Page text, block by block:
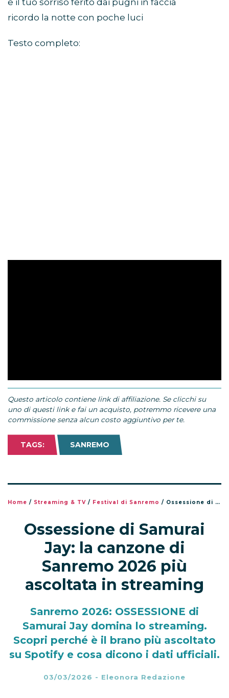
e il tuo sorriso ferito dai pugni in faccia
ricordo la notte con poche luci
Testo completo:
Questo articolo contiene link di affiliazione. Se clicchi su
uno di questi link e fai un acquisto, potremmo ricevere una
commissione senza alcun costo aggiuntivo per te.
TAGS: SANREMO
Home / Streaming & TV / Festival di Sanremo / Ossessione di Samurai Jay: la canzone di Sanremo 2026 più ascoltata in streaming
Ossessione di Samurai
Jay: la canzone di
Sanremo 2026 più
ascoltata in streaming
Sanremo 2026: OSSESSIONE di
Samurai Jay domina lo streaming.
Scopri perché è il brano più ascoltato
su Spotify e cosa dicono i dati ufficiali.
03/03/2026 - Eleonora Redazione